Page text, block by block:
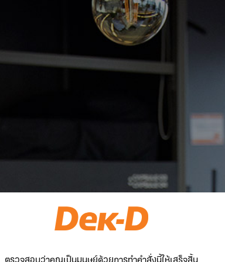
ตรวจสอบว่าคุณเป็นมนุษย์ด้วยการทำคำสั่งนี้ให้เสร็จสิ้น